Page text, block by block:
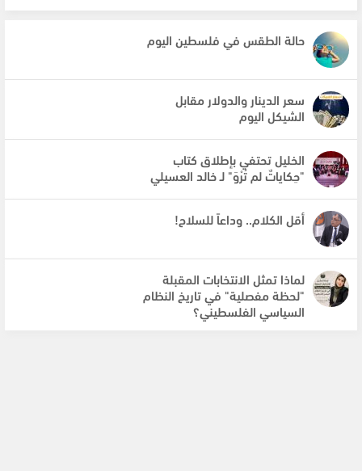
حالة الطقس في فلسطين اليوم
سعر الدينار والدولار مقابل
الشيكل اليوم
الخليل تحتفي بإطلاق كتاب
"حِكاياتٌ لم تُرْوَ" لـ خالد العسيلي
أقل الكلام.. وداعاً للسلاح!
لماذا تمثل الانتخابات المقبلة
"لحظة مفصلية" في تاريخ النظام
السياسي الفلسطيني؟